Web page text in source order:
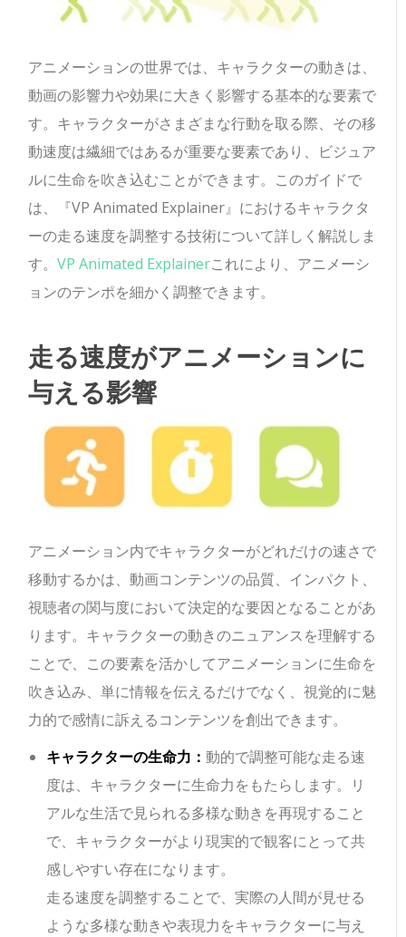
アニメーションの世界では、キャラクターの動きは、
動画の影響力や効果に大きく影響する基本的な要素で
す。キャラクターがさまざまな行動を取る際、その移
動速度は繊細ではあるが重要な要素であり、ビジュア
ルに生命を吹き込むことができます。このガイドで
は、『VP Animated Explainer』におけるキャラクタ
ーの走る速度を調整する技術について詳しく解説しま
す。VP Animated Explainerこれにより、アニメーシ
ョンのテンポを細かく調整できます。
走る速度がアニメーションに
与える影響
アニメーション内でキャラクターがどれだけの速さで
移動するかは、動画コンテンツの品質、インパクト、
視聴者の関与度において決定的な要因となることがあ
ります。キャラクターの動きのニュアンスを理解する
ことで、この要素を活かしてアニメーションに生命を
吹き込み、単に情報を伝えるだけでなく、視覚的に魅
力的で感情に訴えるコンテンツを創出できます。
キャラクターの生命力：動的で調整可能な走る速
度は、キャラクターに生命力をもたらします。リ
アルな生活で見られる多様な動きを再現すること
で、キャラクターがより現実的で観客にとって共
感しやすい存在になります。
走る速度を調整することで、実際の人間が見せる
ような多様な動きや表現力をキャラクターに与え